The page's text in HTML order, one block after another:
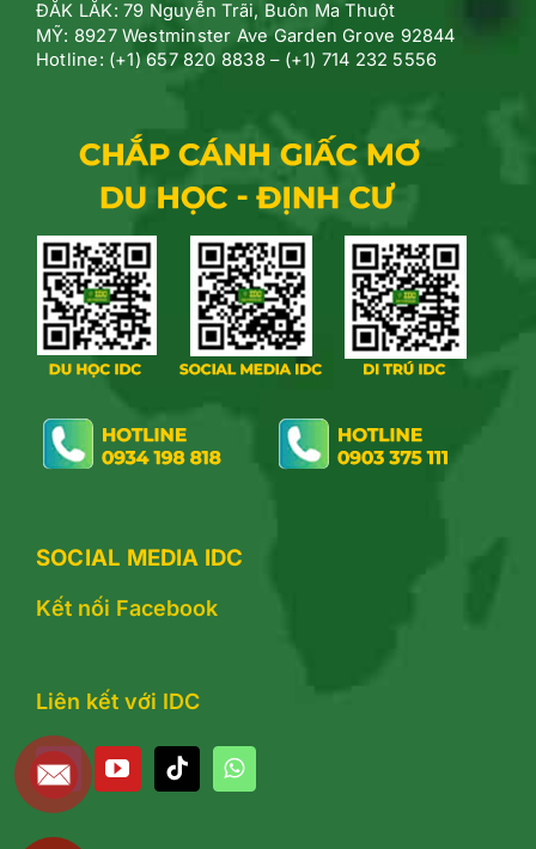
ĐẮK LẮK: 79 Nguyễn Trãi, Buôn Ma Thuột
MỸ: 8927 Westminster Ave Garden Grove 92844
Hotline: (+1) 657 820 8838 – (+1) 714 232 5556
SOCIAL MEDIA IDC
Kết nối Facebook
Liên kết với IDC